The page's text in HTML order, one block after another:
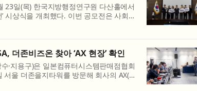
23일(목) 한국지방행정연구원 다산홀에서
시상식을 개최했다. 이번 공모전은 사회연
와 정책 아이디어를 발굴하고, 지역사회
더존비즈온 찾아 ‘AX 현장’ 확인
·지용구)은 일본컴퓨터시스템판매점협회
서울 더존을지타워를 방문해 회사의 AX(AI
참관하고 IT 산업 협력 방안을 논의했다